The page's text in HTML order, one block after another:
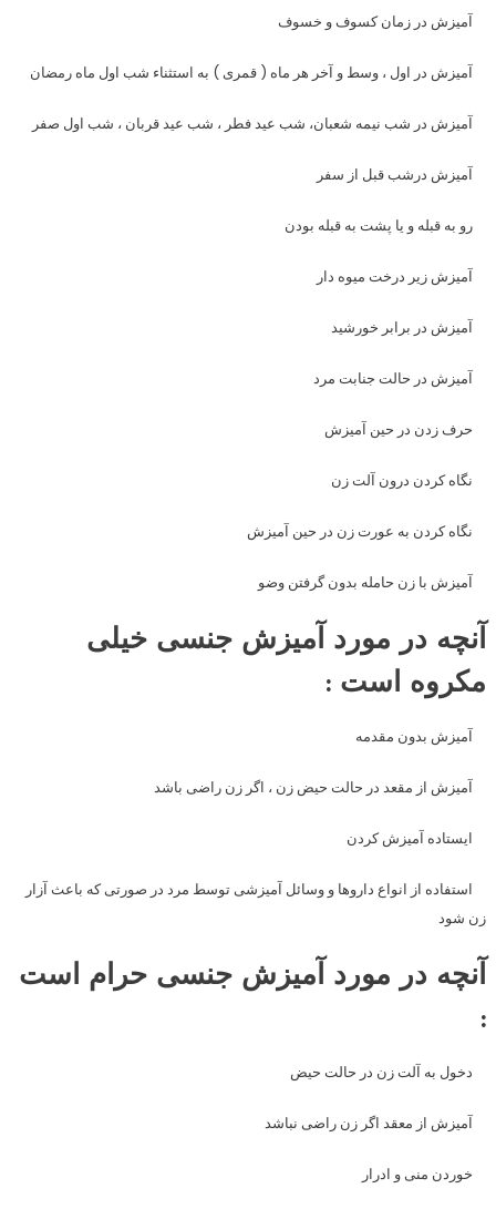
آمیزش در زمان کسوف و خسوف
آمیزش در اول ، وسط و آخر هر ماه ( قمری ) به استثناء شب اول ماه رمضان
آمیزش در شب نیمه شعبان، شب عید فطر ، شب عید قربان ، شب اول صفر
آمیزش درشب قبل از سفر
رو به قبله و یا پشت به قبله بودن
آمیزش زیر درخت میوه دار
آمیزش در برابر خورشید
آمیزش در حالت جنابت مرد
حرف زدن در حین آمیزش
نگاه کردن درون آلت زن
نگاه کردن به عورت زن در حین آمیزش
آمیزش با زن حامله بدون گرفتن وضو
آنچه در مورد آمیزش جنسی خیلی
مکروه است :
آمیزش بدون مقدمه
آمیزش از مقعد در حالت حیض زن ، اگر زن راضی باشد
ایستاده آمیزش کردن
استفاده از انواع داروها و وسائل آمیزشی توسط مرد در صورتی که باعث آزار
زن شود
آنچه در مورد آمیزش جنسی حرام است
:
دخول به آلت زن در حالت حیض
آمیزش از معقد اگر زن راضی نباشد
خوردن منی و ادرار